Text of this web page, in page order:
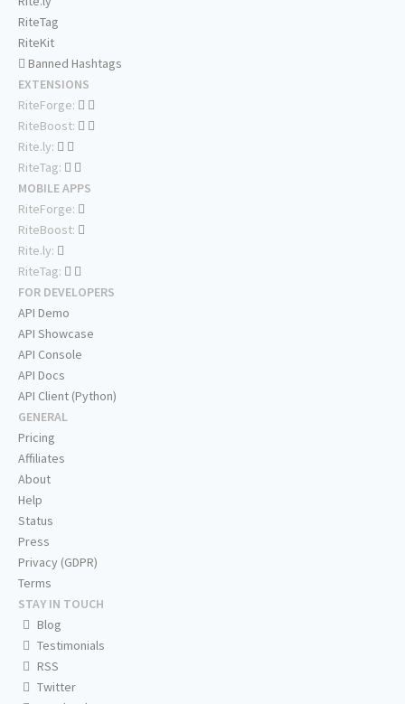
RiteTag
RiteKit
Banned Hashtags
EXTENSIONS
RiteForge:
RiteBoost:
Rite.ly:
RiteTag:
MOBILE APPS
RiteForge:
RiteBoost:
Rite.ly:
RiteTag:
FOR DEVELOPERS
API Demo
API Showcase
API Console
API Docs
API Client (Python)
GENERAL
Pricing
Affiliates
About
Help
Status
Press
Privacy (GDPR)
Terms
STAY IN TOUCH
Blog
Testimonials
RSS
Twitter